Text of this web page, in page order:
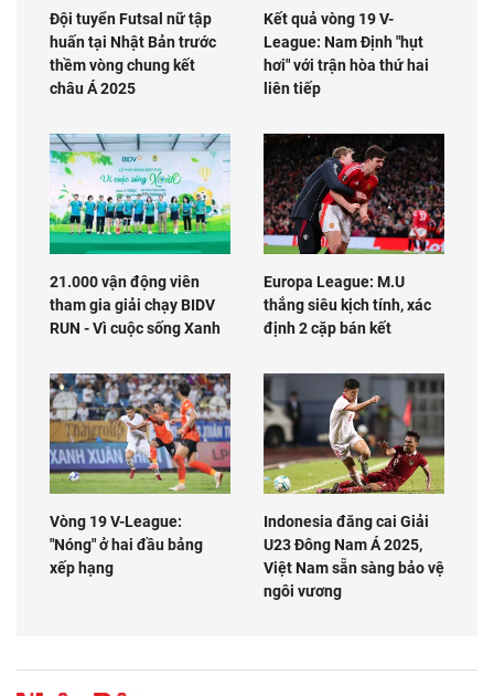
Đội tuyển Futsal nữ tập
huấn tại Nhật Bản trước
thềm vòng chung kết
châu Á 2025
Kết quả vòng 19 V-
League: Nam Định "hụt
hơi" với trận hòa thứ hai
liên tiếp
21.000 vận động viên
tham gia giải chạy BIDV
RUN - Vì cuộc sống Xanh
Europa League: M.U
thắng siêu kịch tính, xác
định 2 cặp bán kết
Vòng 19 V-League:
"Nóng" ở hai đầu bảng
xếp hạng
Indonesia đăng cai Giải
U23 Đông Nam Á 2025,
Việt Nam sẵn sàng bảo vệ
ngôi vương